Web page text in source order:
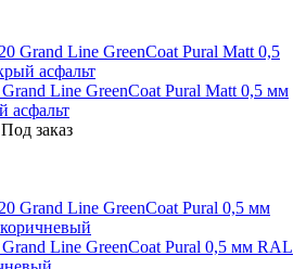
Line GreenCoat Pural Matt 0,5 мм
асфальт
Под заказ
Line GreenCoat Pural 0,5 мм RAL